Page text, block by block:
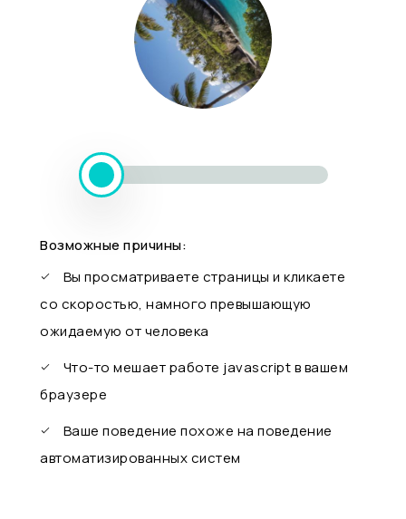
Возможные причины:
Вы просматриваете страницы и кликаете
со скоростью, намного превышающую
ожидаемую от человека
Что-то мешает работе javascript в вашем
браузере
Ваше поведение похоже на поведение
автоматизированных систем